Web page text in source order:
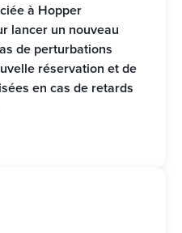
à Hopper
lancer un nouveau
de perturbations
réservation et de
en cas de retards